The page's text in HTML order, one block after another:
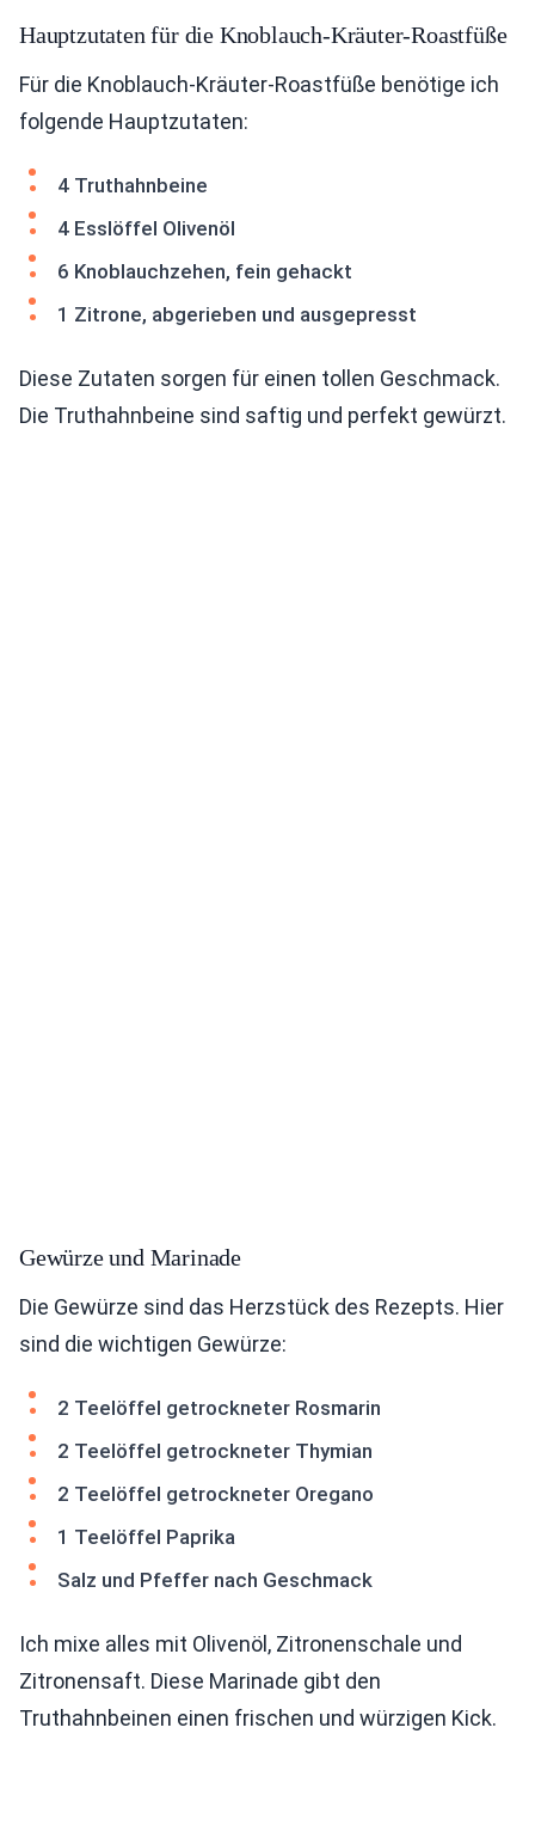
Hauptzutaten für die Knoblauch-Kräuter-Roastfüße
Für die Knoblauch-Kräuter-Roastfüße benötige ich
folgende Hauptzutaten:
4 Truthahnbeine
4 Esslöffel Olivenöl
6 Knoblauchzehen, fein gehackt
1 Zitrone, abgerieben und ausgepresst
Diese Zutaten sorgen für einen tollen Geschmack.
Die Truthahnbeine sind saftig und perfekt gewürzt.
Gewürze und Marinade
Die Gewürze sind das Herzstück des Rezepts. Hier
sind die wichtigen Gewürze:
2 Teelöffel getrockneter Rosmarin
2 Teelöffel getrockneter Thymian
2 Teelöffel getrockneter Oregano
1 Teelöffel Paprika
Salz und Pfeffer nach Geschmack
Ich mixe alles mit Olivenöl, Zitronenschale und
Zitronensaft. Diese Marinade gibt den
Truthahnbeinen einen frischen und würzigen Kick.